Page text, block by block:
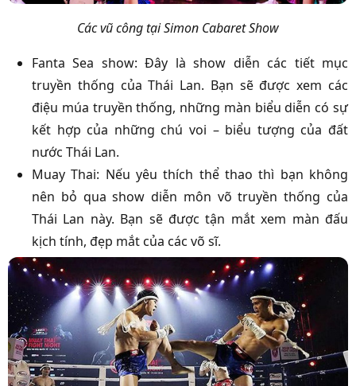
Các vũ công tại Simon Cabaret Show
Fanta Sea show: Đây là show diễn các tiết mục
truyền thống của Thái Lan. Bạn sẽ được xem các
điệu múa truyền thống, những màn biểu diễn có sự
kết hợp của những chú voi – biểu tượng của đất
nước Thái Lan.
Muay Thai: Nếu yêu thích thể thao thì bạn không
nên bỏ qua show diễn môn võ truyền thống của
Thái Lan này. Bạn sẽ được tận mắt xem màn đấu
kịch tính, đẹp mắt của các võ sĩ.